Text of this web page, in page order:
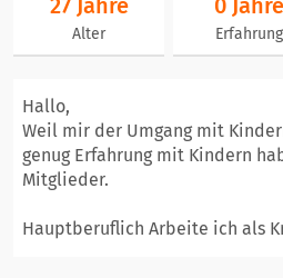
27 Jahre
Alter
0 Jahre
Erfahrung
Hallo,
Weil mir der Umgang mit
genug Erfahrung mit Kindern
Mitglieder.
Hauptberuflich Arbeite ich als